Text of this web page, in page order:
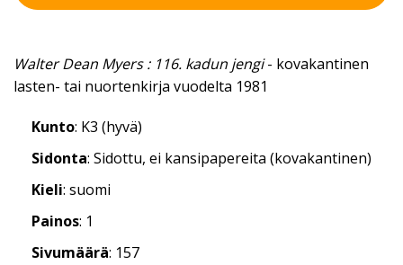
Walter Dean Myers : 116. kadun jengi- kovakantinen
lasten- tai nuortenkirja vuodelta 1981
Kunto: K3 (hyvä)
Sidonta: Sidottu, ei kansipapereita (kovakantinen)
Kieli: suomi
Painos: 1
Sivumäärä: 157